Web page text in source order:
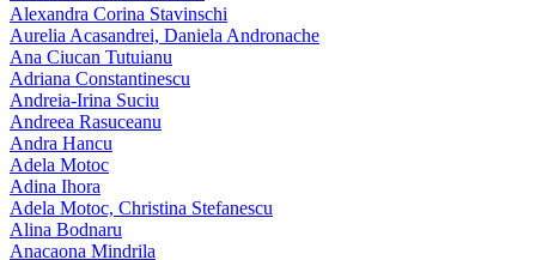
Alexandra Corina Stavinschi
Aurelia Acasandrei, Daniela Andronache
Ana Ciucan Tutuianu
Adriana Constantinescu
Andreia-Irina Suciu
Andreea Rasuceanu
Andra Hancu
Adela Motoc
Adina Ihora
Adela Motoc, Christina Stefanescu
Alina Bodnaru
Anacaona Mindrila